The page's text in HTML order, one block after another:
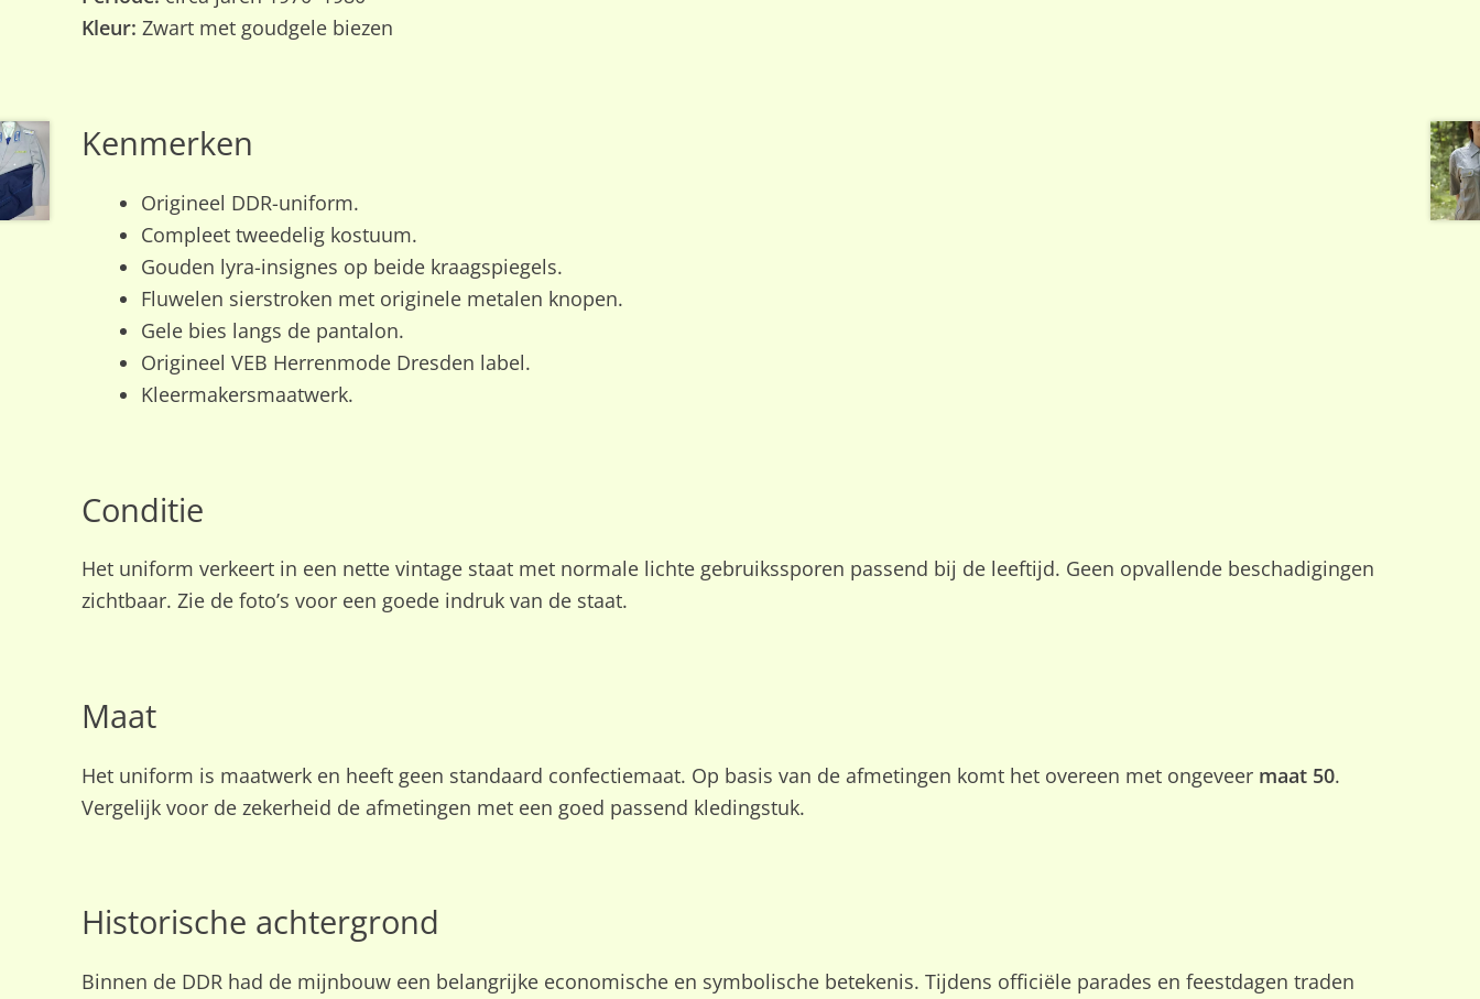
Kleur: Zwart met goudgele biezen
Kenmerken
Origineel DDR-uniform.
Compleet tweedelig kostuum.
Gouden lyra-insignes op beide kraagspiegels.
Fluwelen sierstroken met originele metalen knopen.
Gele bies langs de pantalon.
Origineel VEB Herrenmode Dresden label.
Kleermakersmaatwerk.
Conditie
Het uniform verkeert in een nette vintage staat met normale lichte gebruikssporen passend bij de leeftijd. Geen opvallende beschadigingen
zichtbaar. Zie de foto’s voor een goede indruk van de staat.
Maat
Het uniform is maatwerk en heeft geen standaard confectiemaat. Op basis van de afmetingen komt het overeen met ongeveer maat 50.
Vergelijk voor de zekerheid de afmetingen met een goed passend kledingstuk.
Historische achtergrond
Binnen de DDR had de mijnbouw een belangrijke economische en symbolische betekenis. Tijdens officiële parades en feestdagen traden